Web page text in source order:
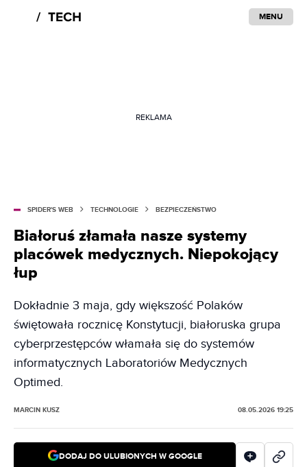
MENU
REKLAMA
SPIDER'S WEB TECHNOLOGIE BEZPIECZEŃSTWO
Białoruś złamała nasze systemy
placówek medycznych. Niepokojący
łup
Dokładnie 3 maja, gdy większość Polaków
świętowała rocznicę Konstytucji, białoruska grupa
cyberprzestępców włamała się do systemów
informatycznych Laboratoriów Medycznych
Optimed.
MARCIN KUSZ 08.05.2026 19:25
DODAJ DO ULUBIONYCH W GOOGLE